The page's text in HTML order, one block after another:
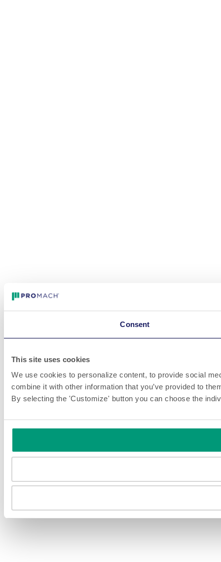
Consent
This site uses cookies
We use cookies to personalize content, to provide social
combine it with other information that you’ve provided to
By selecting the 'Customize' button you can choose the